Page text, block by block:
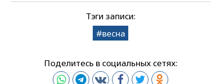
Тэги записи:
весна
Поделитесь в социальных сетях: